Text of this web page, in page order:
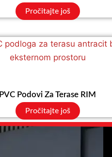
Pročitajte još
PVC Podovi Za Terase RIM
Pročitajte još